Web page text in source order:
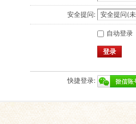
安全提问:
自动登录
登录
快捷登录: